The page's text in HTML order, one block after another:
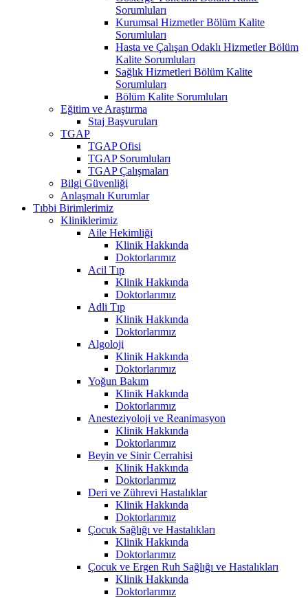
Sorumluları
Kurumsal Hizmetler Bölüm Kalite
Sorumluları
Hasta ve Çalışan Odaklı Hizmetler Bölüm
Kalite Sorumluları
Sağlık Hizmetleri Bölüm Kalite
Sorumluları
Bölüm Kalite Sorumluları
Eğitim ve Araştırma
Staj Başvuruları
TGAP
TGAP Ofisi
TGAP Sorumluları
TGAP Çalışmaları
Bilgi Güvenliği
Anlaşmalı Kurumlar
Tıbbi Birimlerimiz
Kliniklerimiz
Aile Hekimliği
Klinik Hakkında
Doktorlarımız
Acil Tıp
Klinik Hakkında
Doktorlarımız
Adli Tıp
Klinik Hakkında
Doktorlarımız
Algoloji
Klinik Hakkında
Doktorlarımız
Yoğun Bakım
Klinik Hakkında
Doktorlarımız
Anesteziyoloji ve Reanimasyon
Klinik Hakkında
Doktorlarımız
Beyin ve Sinir Cerrahisi
Klinik Hakkında
Doktorlarımız
Deri ve Zührevi Hastalıklar
Klinik Hakkında
Doktorlarımız
Çocuk Sağlığı ve Hastalıkları
Klinik Hakkında
Doktorlarımız
Çocuk ve Ergen Ruh Sağlığı ve Hastalıkları
Klinik Hakkında
Doktorlarımız